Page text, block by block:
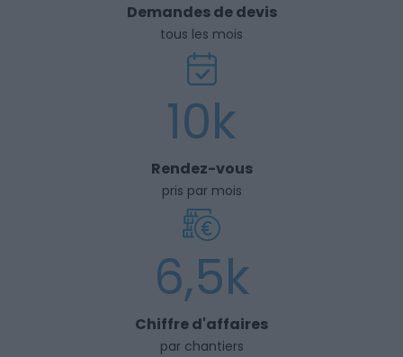
Demandes de devis
tous les mois
10k
Rendez-vous
pris par mois
6,5k
Chiffre d'affaires
par chantiers